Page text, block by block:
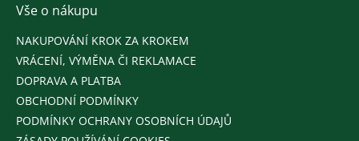
Vše o nákupu
NAKUPOVÁNÍ KROK ZA KROKEM
VRÁCENÍ, VÝMĚNA ČI REKLAMACE
DOPRAVA A PLATBA
OBCHODNÍ PODMÍNKY
PODMÍNKY OCHRANY OSOBNÍCH ÚDAJŮ